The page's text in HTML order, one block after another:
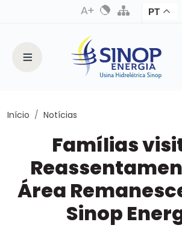
PT
Início Notícias
Famílias
Área
Sinop